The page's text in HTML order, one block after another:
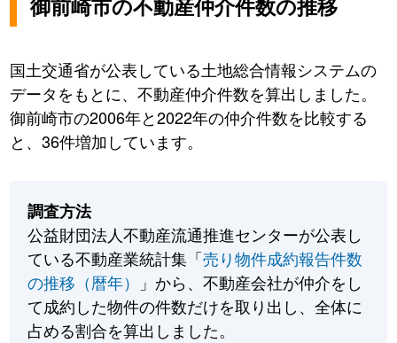
国土交通省が公表している土地総合情報システムの
データをもとに、不動産仲介件数を算出しました。
御前崎市の2006年と2022年の仲介件数を比較する
と、36件増加しています。
調査方法
公益財団法人不動産流通推進センターが公表し
ている不動産業統計集「売り物件成約報告件数
の推移（暦年）
」から、不動産会社が仲介をし
て成約した物件の件数だけを取り出し、全体に
占める割合を算出しました。